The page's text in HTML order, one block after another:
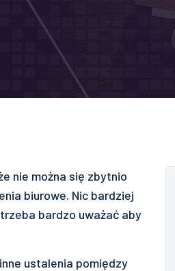
nie można się zbytnio
biurowe. Nic bardziej
bardzo uważać aby
ustalenia pomiędzy